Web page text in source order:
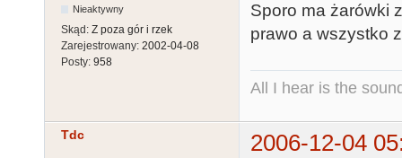
Nieaktywny
Skąd: Z poza gór i rzek
Zarejestrowany: 2002-04-08
Posty: 958
Sporo ma żarówki
prawo a wszystko
All I hear is the
Tdc
2006-12-04